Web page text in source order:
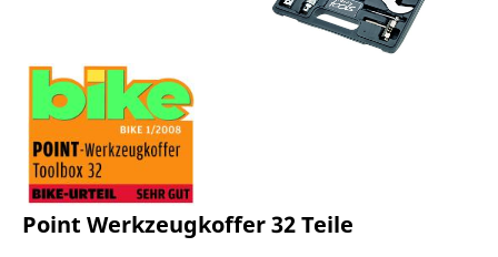
Point Werkzeugkoffer 32 Teile